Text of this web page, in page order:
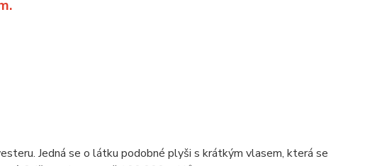
Jedná se o látku podobné plyši s krátkým vlasem, která se